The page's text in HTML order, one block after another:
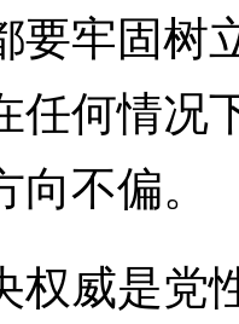
要牢固树
任何情况
不偏。
威是党